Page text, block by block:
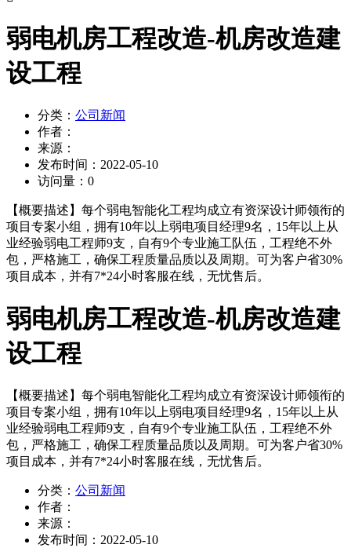
弱电机房工程改造-机房改造建
设工程
分类： 公司新闻
作者：
来源：
发布时间： 2022-05-10
访问量： 0
【概要描述】 每个弱电智能化工程均成立有资深设计师领衔的
项目专案小组，拥有10年以上弱电项目经理9名，15年以上从
业经验弱电工程师9支，自有9个专业施工队伍，工程绝不外
包，严格施工，确保工程质量品质以及周期。可为客户省30%
项目成本，并有7*24小时客服在线，无忧售后。
弱电机房工程改造-机房改造建
设工程
【概要描述】 每个弱电智能化工程均成立有资深设计师领衔的
项目专案小组，拥有10年以上弱电项目经理9名，15年以上从
业经验弱电工程师9支，自有9个专业施工队伍，工程绝不外
包，严格施工，确保工程质量品质以及周期。可为客户省30%
项目成本，并有7*24小时客服在线，无忧售后。
分类： 公司新闻
作者：
来源：
发布时间： 2022-05-10